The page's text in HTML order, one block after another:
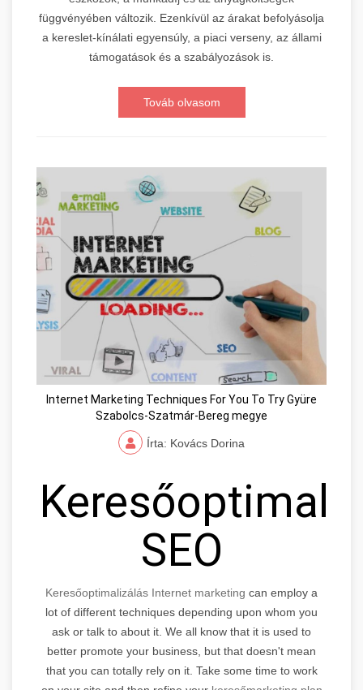
függvényében változik. Ezenkívül az árakat befolyásolja
a kereslet-kínálati egyensúly, a piaci verseny, az állami
támogatások és a szabályozások is.
Továb olvasom
Internet Marketing Techniques For You To Try Gyüre
Szabolcs-Szatmár-Bereg megye
Írta: Kovács Dorina
SEO
Keresőoptimalizálás Internet marketing can employ a
lot of different techniques depending upon whom you
ask or talk to about it. We all know that it is used to
better promote your business, but that doesn't mean
that you can totally rely on it. Take some time to work